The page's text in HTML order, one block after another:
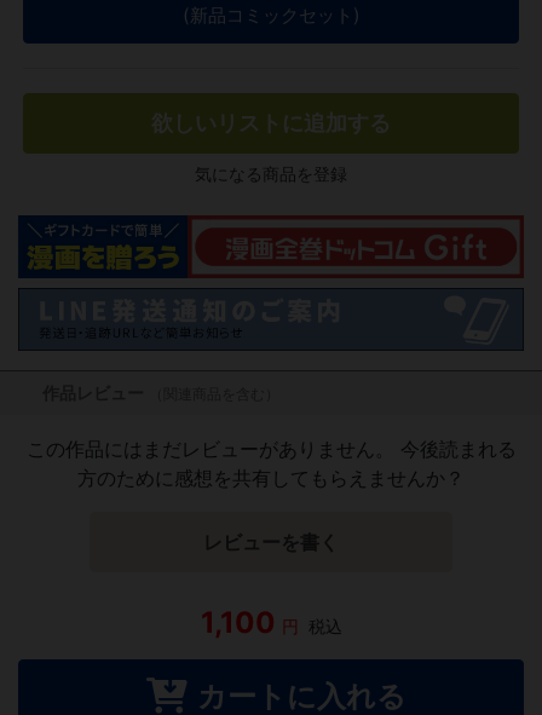
(新品コミックセット)
欲しいリストに追加する
気になる商品を登録
この作品にはまだレビューがありません。 今後読まれる
方のために感想を共有してもらえませんか？
レビューを書く
1,100 円 税込
カートに入れる